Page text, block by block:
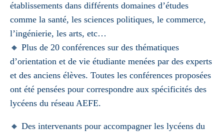
établissements dans différents domaines d’études
comme la santé, les sciences politiques, le commerce,
l’ingénierie, les arts, etc…
🔸 Plus de 20 conférences sur des thématiques
d’orientation et de vie étudiante menées par des experts
et des anciens élèves. Toutes les conférences proposées
ont été pensées pour correspondre aux spécificités des
lycéens du réseau AEFE.
🔸 Des intervenants pour accompagner les lycéens du